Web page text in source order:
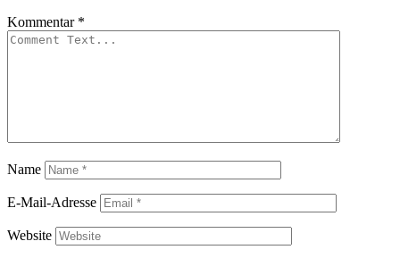
Kommentar *
Name
E-Mail-Adresse
Website